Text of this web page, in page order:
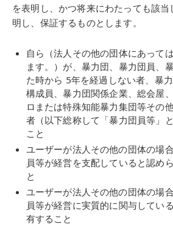
を表明 し、かつ将来にわたっても該当
明 し、 保証するものとします。
自 ら （法人その他の団体にあっては
ます。 ） が、 暴力団、 暴力団員 、 暴
た時から 5年を経過しない者、 暴力
構成員 、暴力団関係企業、 総会屋
ロ または特殊知能暴力集団等その
者（以下総称して「暴力団員等」
こと
ユーザーが法人その他の団体の場
員等が経営を支配していると認め
と
ユーザーが法人その他の団体の場
員等が経営に実質的に関与してい
有すること